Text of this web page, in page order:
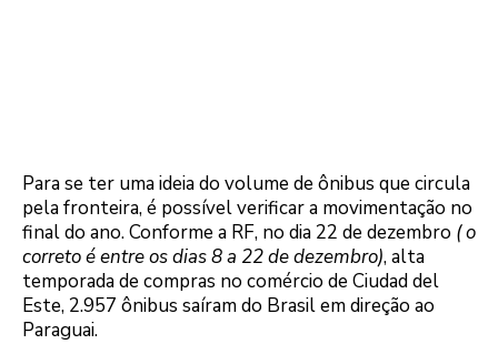
Para se ter uma ideia do volume de ônibus que circula
pela fronteira, é possível verificar a movimentação no
final do ano. Conforme a RF, no dia 22 de dezembro ( o
correto é entre os dias 8 a 22 de dezembro), alta
temporada de compras no comércio de Ciudad del
Este, 2.957 ônibus saíram do Brasil em direção ao
Paraguai.